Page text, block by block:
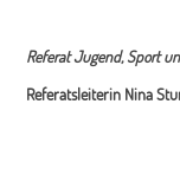
Referat Jugend, Sport
Referatsleiterin Nina